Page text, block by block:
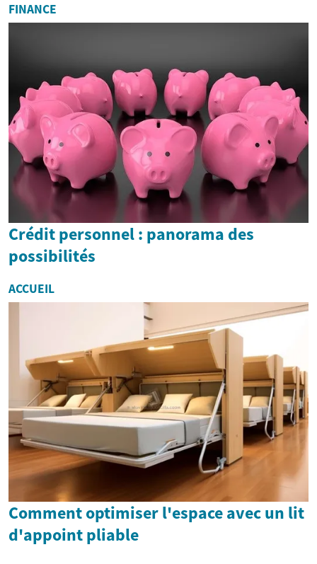
FINANCE
Crédit personnel : panorama des
possibilités
ACCUEIL
Comment optimiser l'espace avec un lit
d'appoint pliable